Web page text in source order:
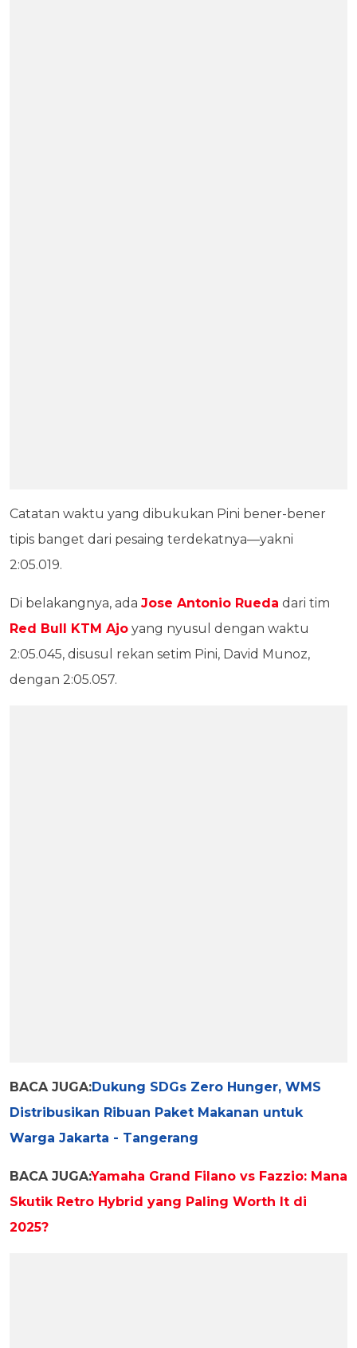
Catatan waktu yang dibukukan Pini bener-bener
tipis banget dari pesaing terdekatnya—yakni
2:05.019.
Di belakangnya, ada Jose Antonio Rueda dari tim
Red Bull KTM Ajo yang nyusul dengan waktu
2:05.045, disusul rekan setim Pini, David Munoz,
dengan 2:05.057.
BACA JUGA:Dukung SDGs Zero Hunger, WMS
Distribusikan Ribuan Paket Makanan untuk
Warga Jakarta - Tangerang
BACA JUGA:Yamaha Grand Filano vs Fazzio: Mana
Skutik Retro Hybrid yang Paling Worth It di
2025?